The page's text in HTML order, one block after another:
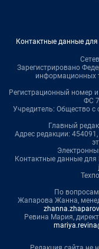
Контактные данные
Зарегистрировано
информационных
Регистрационный номер
ФС
Учредитель: Общество
Главный
Адрес редакции:
Контактные данные для
По вопросам
Жапарова Жанна,
Ревина Мария,